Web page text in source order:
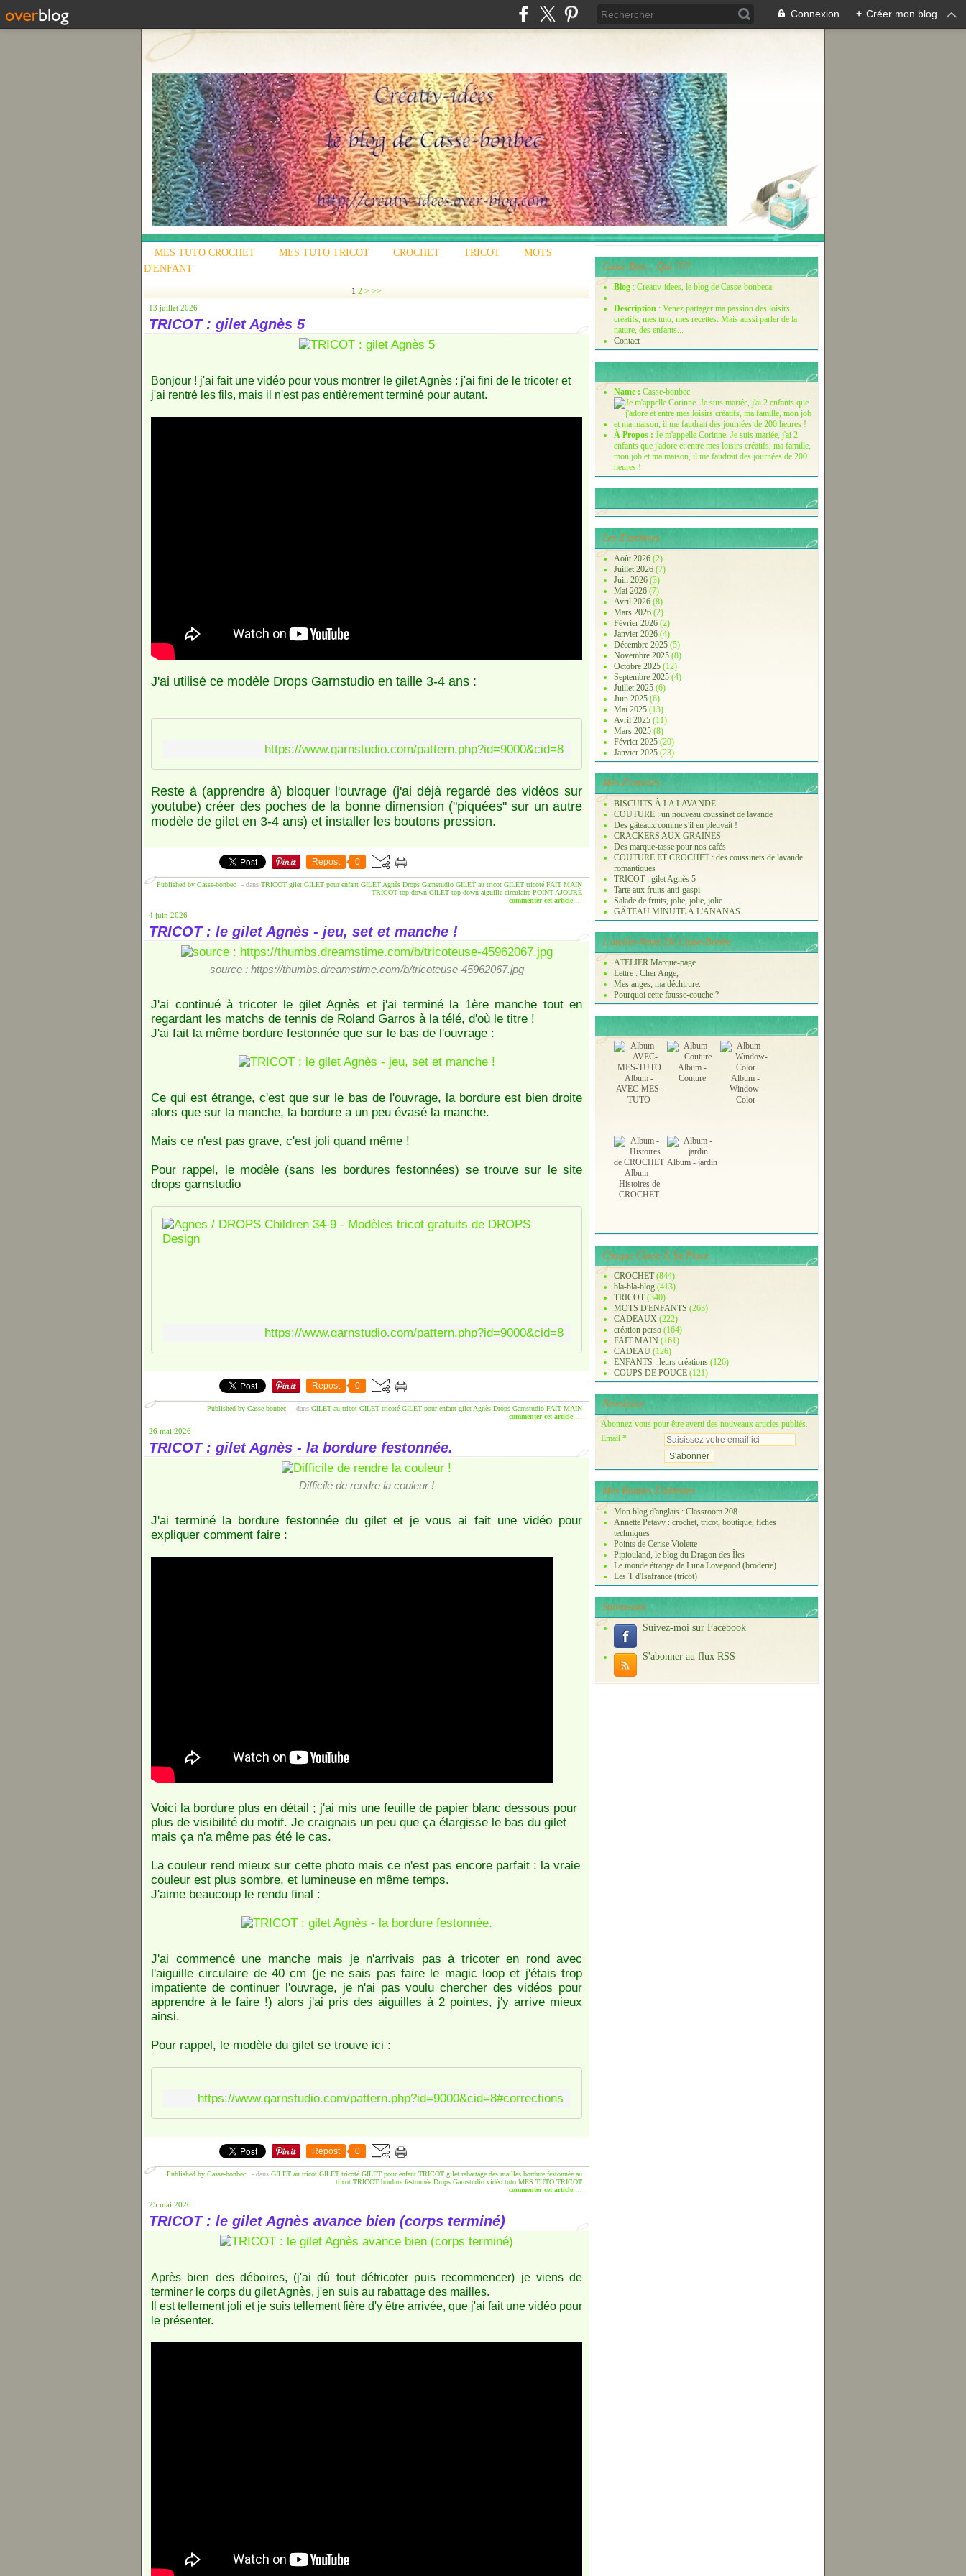
Connexion + Créer mon blog
MES TUTO CROCHET MES TUTO TRICOT CROCHET TRICOT
MOTS
D'ENFANT
1 2 > >>
13 juillet 2026
TRICOT : gilet Agnès 5
Bonjour ! j'ai fait une vidéo pour vous montrer le gilet Agnès : j'ai fini de le tricoter et
j'ai rentré les fils, mais il n'est pas entièrement terminé pour autant.
J'ai utilisé ce modèle Drops Garnstudio en taille 3-4 ans :
https://www.garnstudio.com/pattern.php?id=9000&cid=8
Reste à (apprendre à) bloquer l'ouvrage (j'ai déjà regardé des vidéos sur
youtube) créer des poches de la bonne dimension ("piquées" sur un autre
modèle de gilet en 3-4 ans) et installer les boutons pression.
Repost 0
Published by Casse-bonbec - dans TRICOT gilet GILET pour enfant GILET Agnès Drops Garnstudio GILET au tricot GILET tricoté FAIT MAIN
TRICOT top down GILET top down aiguille circulaire POINT AJOURÉ
commenter cet article
4 juin 2026
TRICOT : le gilet Agnès - jeu, set et manche !
source : https://thumbs.dreamstime.com/b/tricoteuse-45962067.jpg
J'ai continué à tricoter le gilet Agnès et j'ai terminé la 1ère manche tout en
regardant les matchs de tennis de Roland Garros à la télé, d'où le titre !
J'ai fait la même bordure festonnée que sur le bas de l'ouvrage :
Ce qui est étrange, c'est que sur le bas de l'ouvrage, la bordure est bien droite
alors que sur la manche, la bordure a un peu évasé la manche.
Mais ce n'est pas grave, c'est joli quand même !
Pour rappel, le modèle (sans les bordures festonnées) se trouve sur le site
drops garnstudio
f
t
c
e
m
r
o
a
é
e
https://www.garnstudio.com/pattern.php?id=9000&cid=8
Repost 0
Published by Casse-bonbec - dans GILET au tricot GILET tricoté GILET pour enfant gilet Agnès Drops Garnstudio FAIT MAIN
commenter cet article
26 mai 2026
TRICOT : gilet Agnès - la bordure festonnée.
Difficile de rendre la couleur !
J'ai terminé la bordure festonnée du gilet et je vous ai fait une vidéo pour
expliquer comment faire :
Voici la bordure plus en détail ; j'ai mis une feuille de papier blanc dessous pour
plus de visibilité du motif. Je craignais un peu que ça élargisse le bas du gilet
mais ça n'a même pas été le cas.
La couleur rend mieux sur cette photo mais ce n'est pas encore parfait : la vraie
couleur est plus sombre, et lumineuse en même temps.
J'aime beaucoup le rendu final :
J'ai commencé une manche mais je n'arrivais pas à tricoter en rond avec
l'aiguille circulaire de 40 cm (je ne sais pas faire le magic loop et j'étais trop
impatiente de continuer l'ouvrage, je n'ai pas voulu chercher des vidéos pour
apprendre à le faire !) alors j'ai pris des aiguilles à 2 pointes, j'y arrive mieux
ainsi.
Pour rappel, le modèle du gilet se trouve ici :
https://www.garnstudio.com/pattern.php?id=9000&cid=8#corrections
Repost 0
Published by Casse-bonbec - dans GILET au tricot GILET tricoté GILET pour enfant TRICOT gilet rabattage des mailles bordure festonnée au
tricot TRICOT bordure festonnée Drops Garnstudio vidéo tuto MES TUTO TRICOT
commenter cet article
25 mai 2026
TRICOT : le gilet Agnès avance bien (corps terminé)
Après bien des déboires, (j'ai dû tout détricoter puis recommencer) je viens de
terminer le corps du gilet Agnès, j'en suis au rabattage des mailles.
Il est tellement joli et je suis tellement fière d'y être arrivée, que j'ai fait une vidéo pour
le présenter.
Casse-Bon... Qui ???
Blog : Creativ-idees, le blog de Casse-bonbeca
Description : Venez partager ma passion des loisirs
créatifs, mes tuto, mes recettes. Mais aussi parler de la
nature, des enfants...
Contact
Name : Casse-bonbec
À Propos : Je m'appelle Corinne. Je suis mariée, j'ai 2
enfants que j'adore et entre mes loisirs créatifs, ma famille,
mon job et ma maison, il me faudrait des journées de 200
heures !
Les Z'archives.
Août 2026 (2)
Juillet 2026 (7)
Juin 2026 (3)
Mai 2026 (7)
Avril 2026 (8)
Mars 2026 (2)
Février 2026 (2)
Janvier 2026 (4)
Décembre 2025 (5)
Novembre 2025 (8)
Octobre 2025 (12)
Septembre 2025 (4)
Juillet 2025 (6)
Juin 2025 (6)
Mai 2025 (13)
Avril 2025 (11)
Mars 2025 (8)
Février 2025 (20)
Janvier 2025 (23)
Mes Z'articles.
BISCUITS À LA LAVANDE
COUTURE : un nouveau coussinet de lavande
Des gâteaux comme s'il en pleuvait !
CRACKERS AUX GRAINES
Des marque-tasse pour nos cafés
COUTURE ET CROCHET : des coussinets de lavande
romantiques
TRICOT : gilet Agnès 5
Tarte aux fruits anti-gaspi
Salade de fruits, jolie, jolie, jolie....
GÂTEAU MINUTE À L'ANANAS
L'atelier-Vente De Casse-Bonbe
ATELIER Marque-page
Lettre : Cher Ange,
Mes anges, ma déchirure.
Pourquoi cette fausse-couche ?
Album -
AVEC-MES-
TUTO
Album -
Couture
Album -
Window-
Color
Album -
Histoires de
CROCHET
Album - jardin
Chaque Chose À Sa Place.
CROCHET(844)
bla-bla-blog (413)
TRICOT(340)
MOTS D'ENFANTS (263)
CADEAUX (222)
création perso (164)
FAIT MAIN (161)
CADEAU (126)
ENFANTS : leurs créations (126)
COUPS DE POUCE (121)
Newsletter
Abonnez-vous pour être averti des nouveaux articles publiés.
Email
Mes Bonnes Z'adresses...
Mon blog d'anglais : Classroom 208
Annette Petavy : crochet, tricot, boutique, fiches
techniques
Points de Cerise Violette
Pipiouland, le blog du Dragon des Îles
Le monde étrange de Luna Lovegood (broderie)
Les T d'Isafrance (tricot)
Suivez-moi
Suivez-moi sur Facebook
S'abonner au flux RSS